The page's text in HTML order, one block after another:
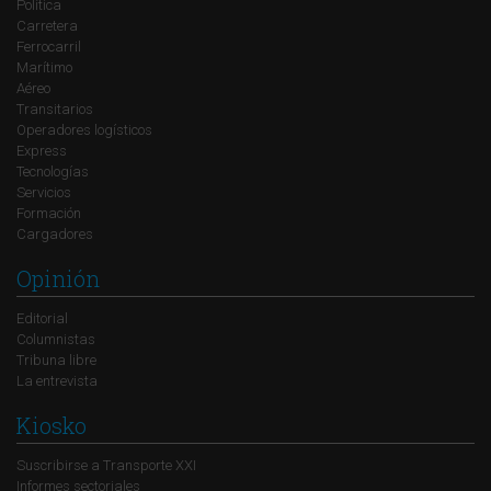
Política
Carretera
Ferrocarril
Marítimo
Aéreo
Transitarios
Operadores logísticos
Express
Tecnologías
Servicios
Formación
Cargadores
Opinión
Editorial
Columnistas
Tribuna libre
La entrevista
Kiosko
Suscribirse a Transporte XXI
Informes sectoriales